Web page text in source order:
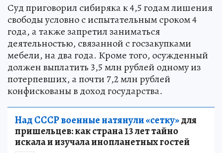
Суд приговорил сибиряка к 4,5 годам лишения
свободы условно с испытательным сроком 4
года, а также запретил заниматься
деятельностью, связанной с госзакупками
мебели, на два года. Кроме того, осужденный
должен выплатить 3,5 млн рублей одному из
потерпевших, а почти 7,2 млн рублей
конфискованы в доход государства.
Над СССР военные натянули «сетку»для
пришельцев: как страна 13 лет тайно
искала и изучала инопланетных гостей